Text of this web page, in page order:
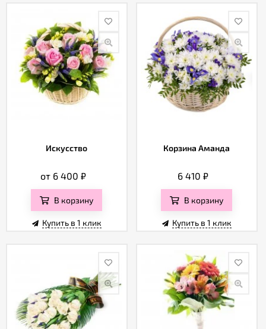
Искусство
от 6 400 ₽
В корзину
Купить в 1 клик
Корзина Аманда
6 410₽
В корзину
Купить в 1 клик